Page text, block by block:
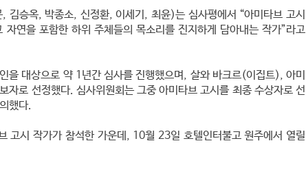
김승옥, 박종소, 신정환, 이세기, 최윤)는 심사평에서 “아미타브 고시
연을 포함한 하위 주체들의 목소리를 진지하게 담아내는 작가”라고
을 대상으로 약 1년간 심사를 진행했으며, 살와 바크르(이집트), 아미
로 선정했다. 심사위원회는 그중 아미타브 고시를 최종 수상자로 선
했다.
고시 작가가 참석한 가운데, 10월 23일 호텔인터불고 원주에서 열릴